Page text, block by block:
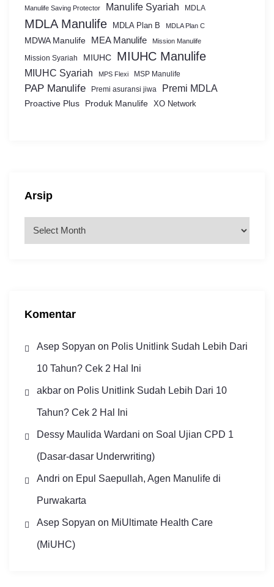
Manulife Saving Protector Manulife Syariah MDLA
MDLA Manulife MDLA Plan B MDLA Plan C
MDWA Manulife MEA Manulife Mission Manulife
Mission Syariah MIUHC MIUHC Manulife
MIUHC Syariah MPS Flexi MSP Manulife
PAP Manulife Premi asuransi jiwa Premi MDLA
Proactive Plus Produk Manulife XO Network
Arsip
Komentar
Asep Sopyan on Polis Unitlink Sudah Lebih Dari
10 Tahun? Cek 2 Hal Ini
akbaron Polis Unitlink Sudah Lebih Dari 10
Tahun? Cek 2 Hal Ini
Dessy Maulida Wardani on Soal Ujian CPD 1
(Dasar-dasar Underwriting)
Andri on Epul Saepullah, Agen Manulife di
Purwakarta
Asep Sopyan on MiUltimate Health Care
(MiUHC)